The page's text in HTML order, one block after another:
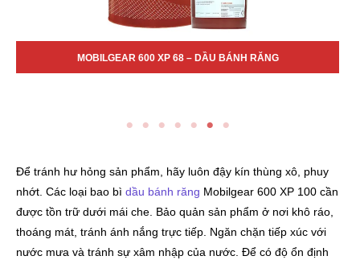
MOBILGEAR 600 XP 680 – DẦU BÁNH RĂNG
Để tránh hư hỏng sản phẩm, hãy luôn đậy kín thùng xô, phuy
nhớt. Các loại bao bì dầu bánh răng Mobilgear 600 XP 100 cần
được tồn trữ dưới mái che. Bảo quản sản phẩm ở nơi khô ráo,
thoáng mát, tránh ánh nắng trực tiếp. Ngăn chặn tiếp xúc với
nước mưa và tránh sự xâm nhập của nước. Để có độ ổn định